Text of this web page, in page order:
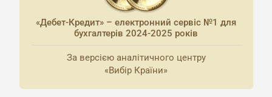
«Дебет-Кредит» – електронний сервіс №1 для
бухгалтерів 2024-2025 років
За версією аналітичного центру
«Вибір Країни»